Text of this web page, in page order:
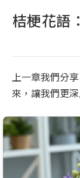
桔梗花語
上一章我們分
來，讓我們更